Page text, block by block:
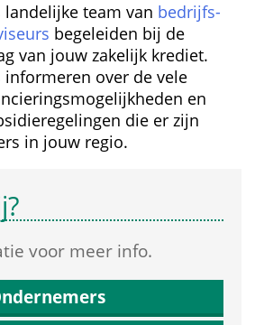
team van bedrijfs­
begeleiden bij de
van jouw zakelijk krediet.
informeren over de vele
en
die er zijn
in jouw regio.
voor meer info.